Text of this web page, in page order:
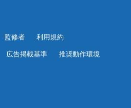
監修者
利用規約
広告掲載基準
推奨動作環境